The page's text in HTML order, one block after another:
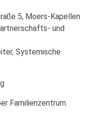
5, Moers-Kapellen
und
Systemische
Familienzentrum